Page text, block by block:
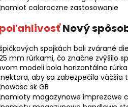
Nový
spojkách boli zvárané
mm rúrkami, čo značne zvýšilo
modeli bola horizontálna
aby sa zabezpečila väčšia